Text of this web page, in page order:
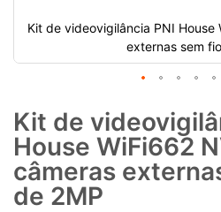
Kit de videovigilância PNI House
externas sem
Kit de
House WiFi662
câmeras
de 2MP